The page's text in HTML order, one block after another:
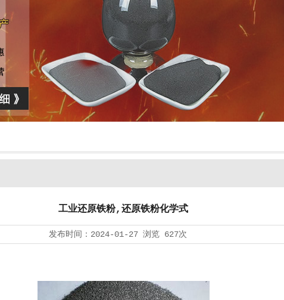
工业还原铁粉,还原铁粉化学式
发布时间： 2024-01-27 浏览 627次